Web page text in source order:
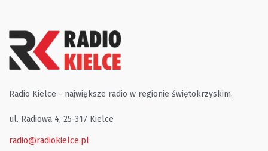
Radio Kielce - największe radio w regionie świętokrzyskim.
ul. Radiowa 4, 25-317 Kielce
radio@radiokielce.pl